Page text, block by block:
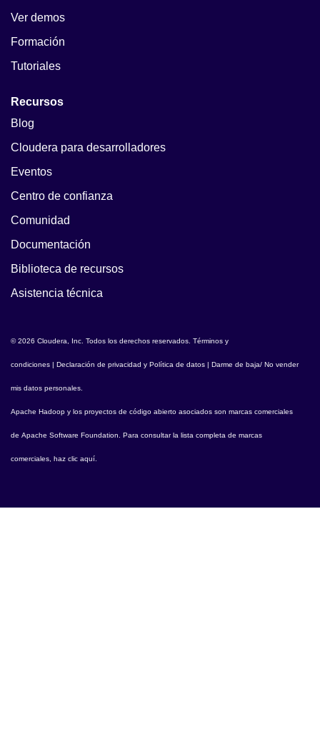
Ver demos
Formación
Tutoriales
Recursos
Blog
Cloudera para desarrolladores
Eventos
Centro de confianza
Comunidad
Documentación
Biblioteca de recursos
Asistencia técnica
© 2026 Cloudera, Inc. Todos los derechos reservados. Términos y
condiciones | Declaración de privacidad y Política de datos | Darme de baja/ No vender
mis datos personales
Apache Hadoop y los proyectos de código abierto asociados son marcas comerciales
de Apache Software Foundation . Para consultar la lista completa de marcas
comerciales, haz clic aquí